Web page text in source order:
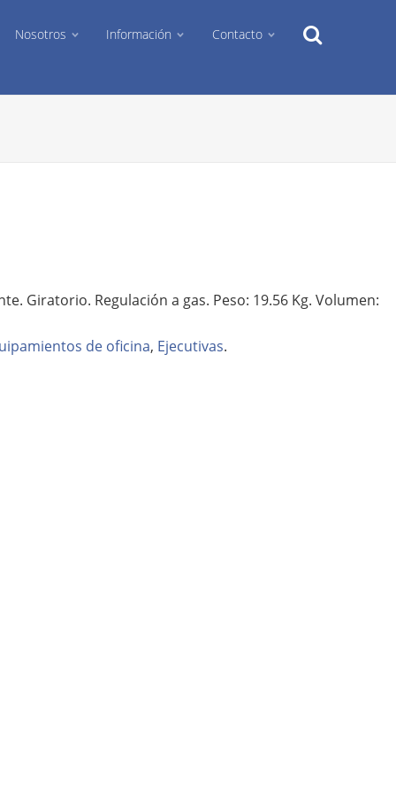
Nosotros Información Contacto
Giratorio. Regulación a gas. Peso: 19.56 Kg. Volumen:
de oficina, Ejecutivas.